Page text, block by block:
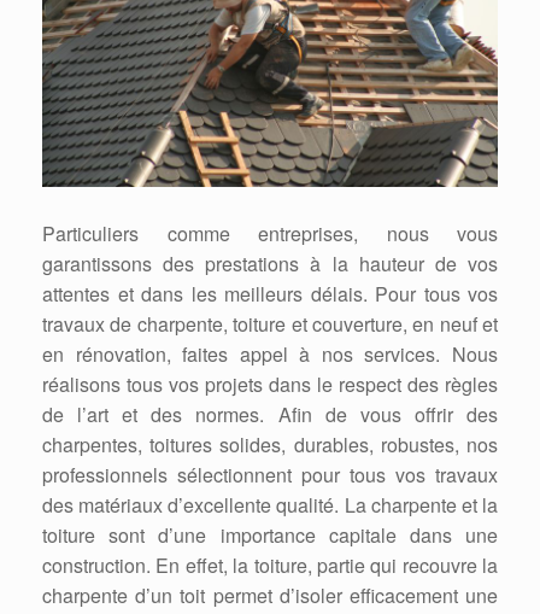
Particuliers comme entreprises, nous vous
garantissons des prestations à la hauteur de vos
attentes et dans les meilleurs délais. Pour tous vos
travaux de charpente, toiture et couverture, en neuf et
en rénovation, faites appel à nos services. Nous
réalisons tous vos projets dans le respect des règles
de l’art et des normes. Afin de vous offrir des
charpentes, toitures solides, durables, robustes, nos
professionnels sélectionnent pour tous vos travaux
des matériaux d’excellente qualité. La charpente et la
toiture sont d’une importance capitale dans une
construction. En effet, la toiture, partie qui recouvre la
charpente d’un toit permet d’isoler efficacement une